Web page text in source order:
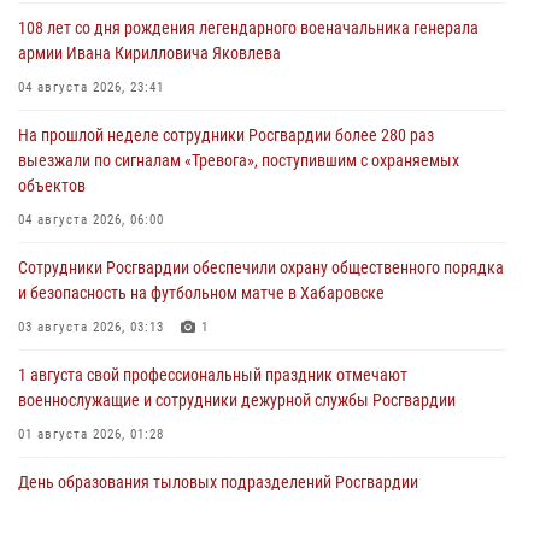
108 лет со дня рождения легендарного военачальника генерала
армии Ивана Кирилловича Яковлева
04 августа 2026, 23:41
На прошлой неделе сотрудники Росгвардии более 280 раз
выезжали по сигналам «Тревога», поступившим с охраняемых
объектов
04 августа 2026, 06:00
Сотрудники Росгвардии обеспечили охрану общественного порядка
и безопасность на футбольном матче в Хабаровске
03 августа 2026, 03:13 1
1 августа свой профессиональный праздник отмечают
военнослужащие и сотрудники дежурной службы Росгвардии
01 августа 2026, 01:28
День образования тыловых подразделений Росгвардии